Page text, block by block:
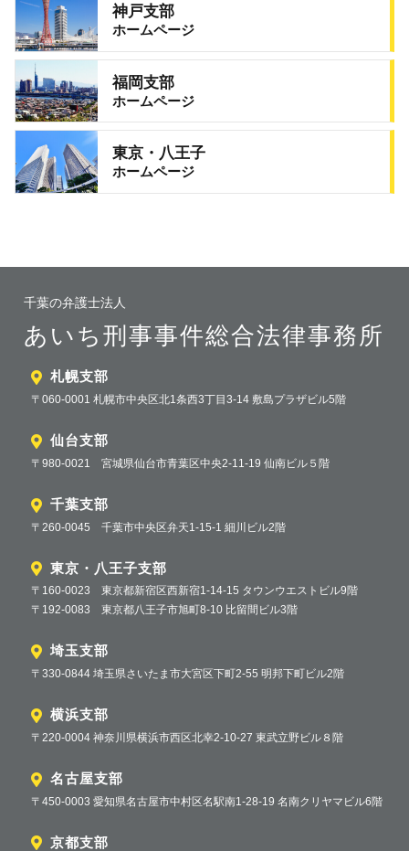
神戸支部
ホームページ
福岡支部
ホームページ
東京・八王子
ホームページ
千葉の弁護士法人
あいち刑事事件総合法律事務所
札幌支部
〒060-0001 札幌市中央区北1条西3丁目3-14 敷島プラザビル5階
仙台支部
〒980-0021 宮城県仙台市青葉区中央2-11-19 仙南ビル５階
千葉支部
〒260-0045 千葉市中央区弁天1-15-1 細川ビル2階
東京・八王子支部
〒160-0023 東京都新宿区西新宿1-14-15 タウンウエストビル9階
〒192-0083 東京都八王子市旭町8-10 比留間ビル3階
埼玉支部
〒330-0844 埼玉県さいたま市大宮区下町2-55 明邦下町ビル2階
横浜支部
〒220-0004 神奈川県横浜市西区北幸2-10-27 東武立野ビル８階
名古屋支部
〒450-0003 愛知県名古屋市中村区名駅南1-28-19 名南クリヤマビル6階
京都支部